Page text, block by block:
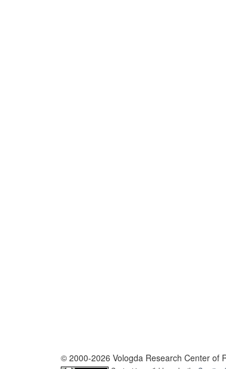
© 2000-2026 Vologda Research Center of